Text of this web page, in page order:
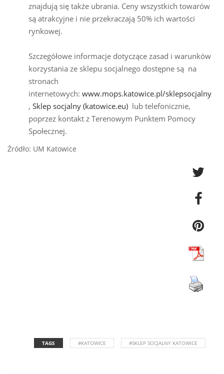
znajdują się także ubrania. Ceny wszystkich towarów
są atrakcyjne i nie przekraczają 50% ich wartości
rynkowej.
Szczegółowe informacje dotyczące zasad i warunków
korzystania ze sklepu socjalnego dostępne są na
stronach
internetowych: www.mops.katowice.pl/sklepsocjalny
, Sklep socjalny (katowice.eu) lub telefonicznie,
poprzez kontakt z Terenowym Punktem Pomocy
Społecznej.
Źródło: UM Katowice
TAGS #KATOWICE #SKLEP SOCJALNY KATOWICE